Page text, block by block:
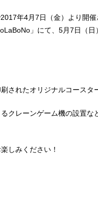
年4月7日（金）より開催
」にて、5月7日（日
されたオリジナルコースタ
クレーンゲーム機の設置な
しみください！